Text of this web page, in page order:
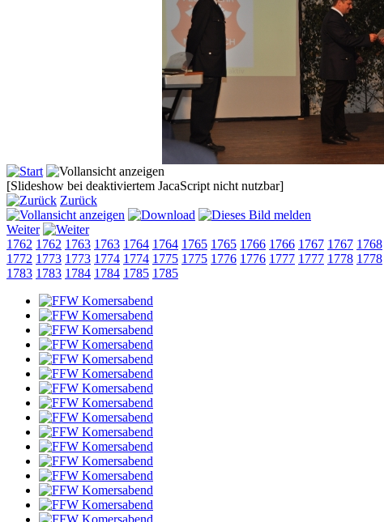
[Slideshow bei deaktiviertem JacaScript nicht nutzbar]
Zurück
Weiter
1762 1762 1763 1763 1764 1764 1765 1765 1766 1766 1767 1767 1768
1772 1773 1773 1774 1774 1775 1775 1776 1776 1777 1777 1778 1778
1783 1783 1784 1784 1785 1785